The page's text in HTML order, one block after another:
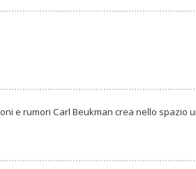
e rumori Carl Beukman crea nello spazio